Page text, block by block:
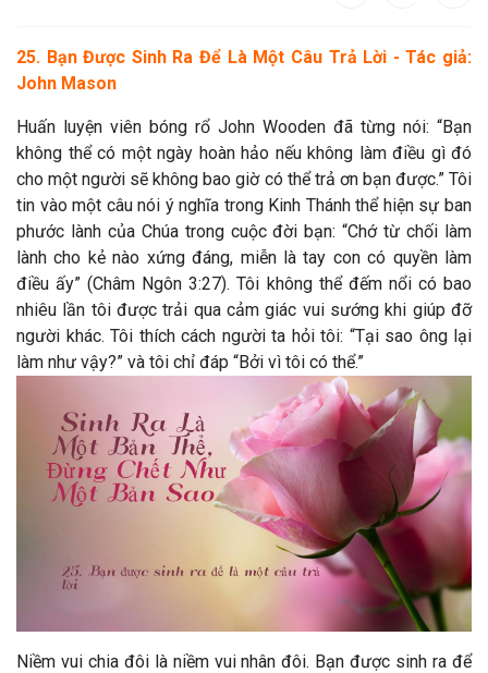
25. Bạn Được Sinh Ra Để Là Một Câu Trả Lời - Tác giả:
John Mason
Huấn luyện viên bóng rổ John Wooden đã từng nói: “Bạn
không thể có một ngày hoàn hảo nếu không làm điều gì đó
cho một người sẽ không bao giờ có thể trả ơn bạn được.” Tôi
tin vào một câu nói ý nghĩa trong Kinh Thánh thể hiện sự ban
phước lành của Chúa trong cuộc đời bạn: “Chớ từ chối làm
lành cho kẻ nào xứng đáng, miễn là tay con có quyền làm
điều ấy” (Châm Ngôn 3:27). Tôi không thể đếm nổi có bao
nhiêu lần tôi được trải qua cảm giác vui sướng khi giúp đỡ
người khác. Tôi thích cách người ta hỏi tôi: “Tại sao ông lại
làm như vậy?” và tôi chỉ đáp “Bởi vì tôi có thể.”
Niềm vui chia đôi là niềm vui nhân đôi. Bạn được sinh ra để